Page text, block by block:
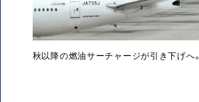
秋以降の燃油サーチャージが引き下げへ。